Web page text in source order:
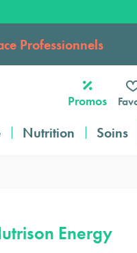
Professionnels
Promos
Nutrition Soins
Energy